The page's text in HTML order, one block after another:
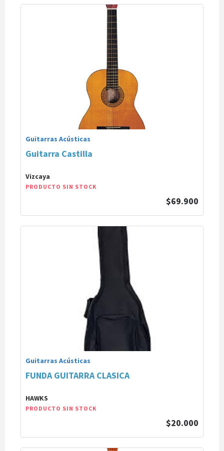
Guitarras Acústicas
Guitarra Castilla
Vizcaya
PRODUCTO SIN STOCK
$69.900
Guitarras Acústicas
FUNDA GUITARRA CLASICA
HAWKS
PRODUCTO SIN STOCK
$20.000